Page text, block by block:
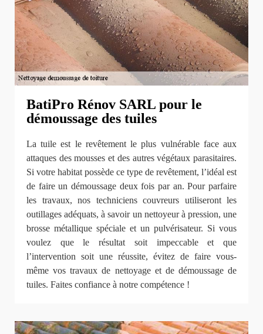
BatiPro Rénov SARL pour le
démoussage des tuiles
La tuile est le revêtement le plus vulnérable face aux
attaques des mousses et des autres végétaux parasitaires.
Si votre habitat possède ce type de revêtement, l’idéal est
de faire un démoussage deux fois par an. Pour parfaire
les travaux, nos techniciens couvreurs utiliseront les
outillages adéquats, à savoir un nettoyeur à pression, une
brosse métallique spéciale et un pulvérisateur. Si vous
voulez que le résultat soit impeccable et que
l’intervention soit une réussite, évitez de faire vous-
même vos travaux de nettoyage et de démoussage de
tuiles. Faites confiance à notre compétence !